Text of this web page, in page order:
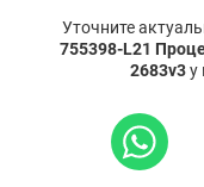
Уточните
755398-L21
2683v3у